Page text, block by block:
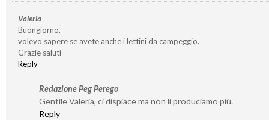
Valeria
Buongiorno,
volevo sapere se avete anche i lettini da campeggio.
Grazie saluti
Reply
Redazione Peg Perego
Gentile Valeria, ci dispiace ma non li produciamo più.
Reply